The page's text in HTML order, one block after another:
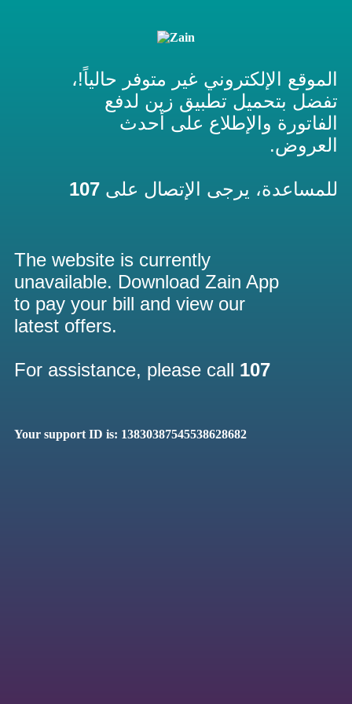
الموقع الإلكتروني غير متوفر حالياً!،
تفضل بتحميل تطبيق زين لدفع
الفاتورة والإطلاع على أحدث
العروض.
للمساعدة، يرجى الإتصال على 107
The website is currently
unavailable. Download Zain App
to pay your bill and view our
latest offers.
For assistance, please call 107
Your support ID is: 13830387545538628682